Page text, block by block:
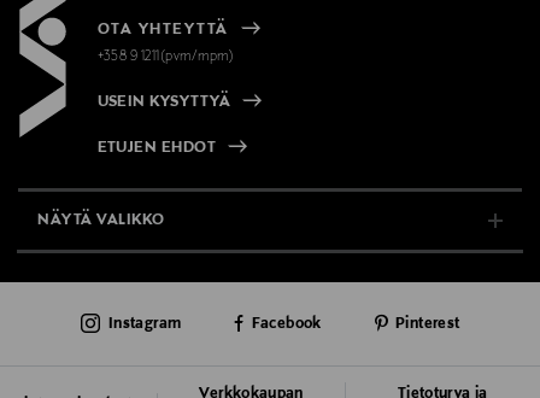
OTA YHTEYTTÄ
+358 9 1211(pvm/mpm)
USEIN KYSYTTYÄ
ETUJEN EHDOT
NÄYTÄ VALIKKO
AJANKOHTAISTA
Verkkokaupan Tietoturva ja
Instagram Facebook Pinterest